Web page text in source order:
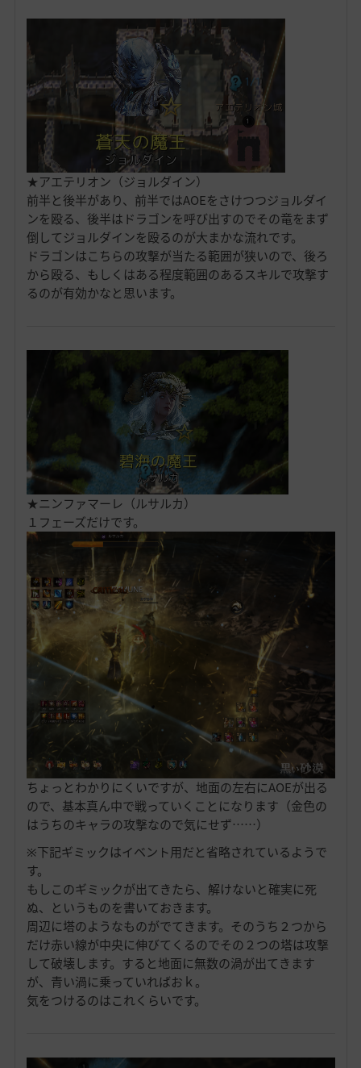
★アエテリオン（ジョルダイン）
前半と後半があり、前半ではAOEをさけつつジョルダイ
ンを殴る、後半はドラゴンを呼び出すのでその竜をまず
倒してジョルダインを殴るのが大まかな流れです。
ドラゴンはこちらの攻撃が当たる範囲が狭いので、後ろ
から殴る、もしくはある程度範囲のあるスキルで攻撃す
るのが有効かなと思います。
★ニンファマーレ（ルサルカ）
１フェーズだけです。
ちょっとわかりにくいですが、地面の左右にAOEが出る
ので、基本真ん中で戦っていくことになります（金色の
はうちのキャラの攻撃なので気にせず……）
※下記ギミックはイベント用だと省略されているようで
す。
もしこのギミックが出てきたら、解けないと確実に死
ぬ、というものを書いておきます。
周辺に塔のようなものがでてきます。そのうち２つから
だけ赤い線が中央に伸びてくるのでその２つの塔は攻撃
して破壊します。すると地面に無数の渦が出てきます
が、青い渦に乗っていればおｋ。
気をつけるのはこれくらいです。